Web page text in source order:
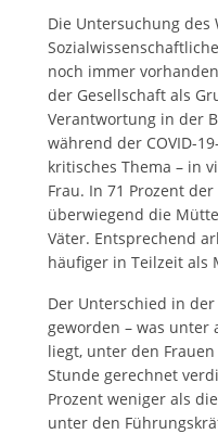
Die Untersuchung des
noch immer
der Gesellschaft als
Verantwortung in der
während der COVID-
kritisches Thema – in
Frau. In 71 Prozent
überwiegend die
Väter. Entsprechend
häufiger in Teilzeit als
Der Unterschied in
geworden – was
liegt, unter den
Stunde gerechnet
Prozent weniger als
unter den